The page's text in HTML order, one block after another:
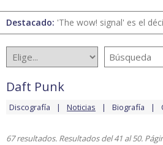
Destacado: 'The wow! signal' es el
Daft Punk
Discografía Noticias Biografía
67 resultados. Resultados del 41 al 50.